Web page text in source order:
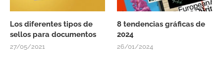
Los diferentes tipos de
sellos para documentos
27/05/2021
8 tendencias gráficas de
2024
26/01/2024